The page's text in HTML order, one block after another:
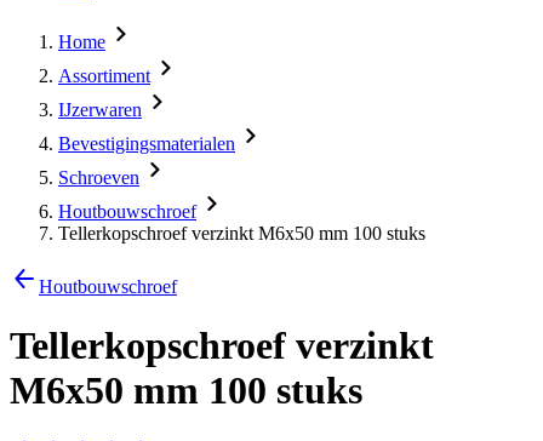
Home
Assortiment
IJzerwaren
Bevestigingsmaterialen
Schroeven
Houtbouwschroef
Tellerkopschroef verzinkt M6x50 mm 100 stuks
Houtbouwschroef
Tellerkopschroef verzinkt
M6x50 mm 100 stuks